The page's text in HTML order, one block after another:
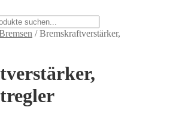
/Bremskraftverstärker,